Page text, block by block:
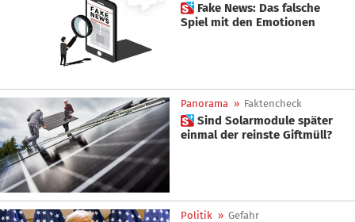
 Fake News: Das falsche
Spiel mit den Emotionen
Panorama » Faktencheck
 Sind Solarmodule später
einmal der reinste Giftmüll?
Politik » Gefahr